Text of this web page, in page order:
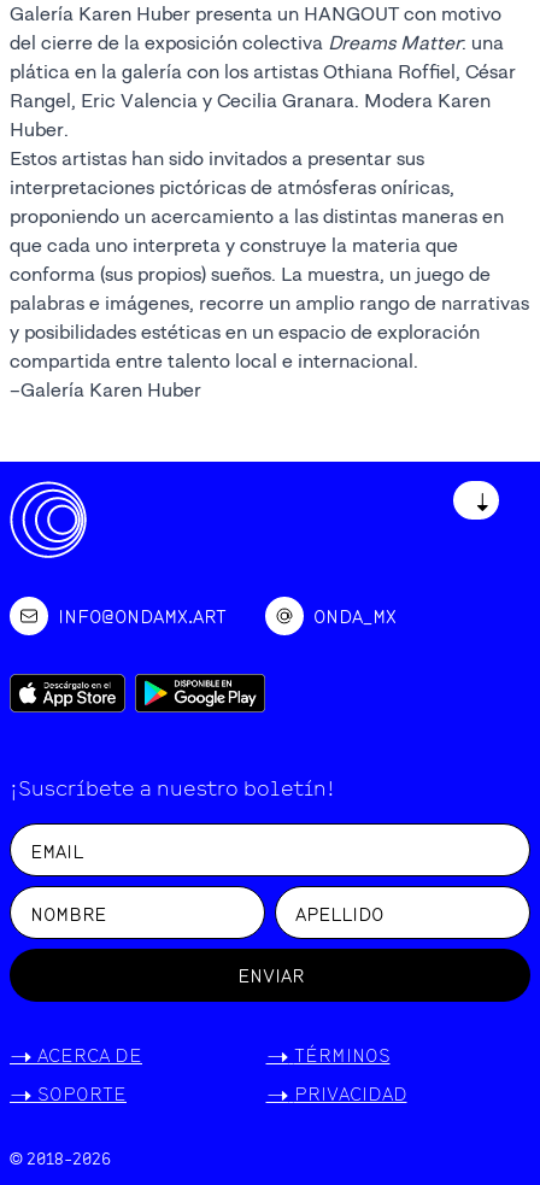
Galería Karen Huber presenta un HANGOUT con motivo
del cierre de la exposición colectiva Dreams Matter: una
plática en la galería con los artistas Othiana Roffiel, César
Rangel, Eric Valencia y Cecilia Granara. Modera Karen
Huber.
Estos artistas han sido invitados a presentar sus
interpretaciones pictóricas de atmósferas oníricas,
proponiendo un acercamiento a las distintas maneras en
que cada uno interpreta y construye la materia que
conforma (sus propios) sueños. La muestra, un juego de
palabras e imágenes, recorre un amplio rango de narrativas
y posibilidades estéticas en un espacio de exploración
compartida entre talento local e internacional.
–Galería Karen Huber
↓
INFO@ONDAMX.ART ONDA_MX
¡Suscríbete a nuestro boletín!
ENVIAR
-> ACERCA DE
-> SOPORTE
-> TÉRMINOS
-> PRIVACIDAD
© 2018-2026